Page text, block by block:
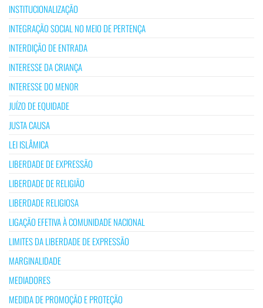
INSTITUCIONALIZAÇÃO
INTEGRAÇÃO SOCIAL NO MEIO DE PERTENÇA
INTERDIÇÃO DE ENTRADA
INTERESSE DA CRIANÇA
INTERESSE DO MENOR
JUÍZO DE EQUIDADE
JUSTA CAUSA
LEI ISLÂMICA
LIBERDADE DE EXPRESSÃO
LIBERDADE DE RELIGIÃO
LIBERDADE RELIGIOSA
LIGAÇÃO EFETIVA À COMUNIDADE NACIONAL
LIMITES DA LIBERDADE DE EXPRESSÃO
MARGINALIDADE
MEDIADORES
MEDIDA DE PROMOÇÃO E PROTEÇÃO